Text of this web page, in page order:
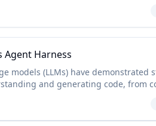
Agent Harness
models (LLMs) have demonstrated
and generating code, from